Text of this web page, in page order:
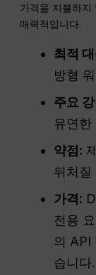
가격을 지불하지
매력적입니다.
최적
방형
주요
유연한
약점:
뒤처질
가격:
전용
의 API
습니다.